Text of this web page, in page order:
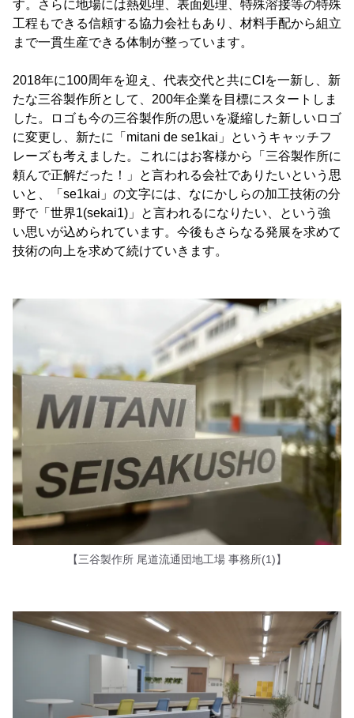
す。さらに地場には熱処理、表面処理、特殊溶接等の特殊
工程もできる信頼する協力会社もあり、材料手配から組立
まで一貫生産できる体制が整っています。
2018年に100周年を迎え、代表交代と共にCIを一新し、新
たな三谷製作所として、200年企業を目標にスタートしま
した。ロゴも今の三谷製作所の思いを凝縮した新しいロゴ
に変更し、新たに「mitani de se1kai」というキャッチフ
レーズも考えました。これにはお客様から「三谷製作所に
頼んで正解だった！」と言われる会社でありたいという思
いと、「se1kai」の文字には、なにかしらの加工技術の分
野で「世界1(sekai1)」と言われるになりたい、という強
い思いが込められています。今後もさらなる発展を求めて
技術の向上を求めて続けていきます。
【三谷製作所 尾道流通団地工場 事務所(1)】